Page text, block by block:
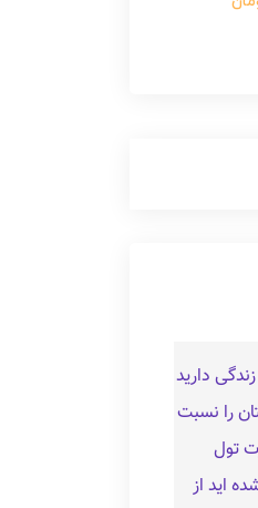
دارید
را نسبت
تول
اید از